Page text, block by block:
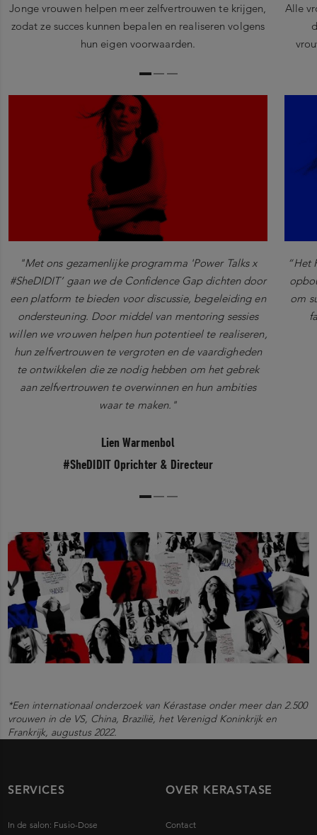
Jonge vrouwen helpen meer zelfvertrouwen te krijgen,
zodat ze succes kunnen bepalen en realiseren volgens
hun eigen voorwaarden.
Alle
"Met ons gezamenlijke programma 'Power Talks x
#SheDIDIT’ gaan we de Confidence Gap dichten door
een platform te bieden voor discussie, begeleiding en
ondersteuning. Door middel van mentoring sessies
willen we vrouwen helpen hun potentieel te realiseren,
hun zelfvertrouwen te vergroten en de vaardigheden
te ontwikkelen die ze nodig hebben om het gebrek
aan zelfvertrouwen te overwinnen en hun ambities
waar te maken."
Lien Warmenbol
#SheDIDIT Oprichter & Directeur
“Het
om
*Een internationaal onderzoek van Kérastase onder meer dan 2.500
vrouwen in de VS, China, Brazilië, het Verenigd Koninkrijk en
Frankrijk, augustus 2022.
SERVICES
In de salon: Fusio-Dose
OVER KERASTASE
Contact